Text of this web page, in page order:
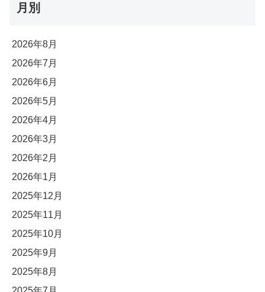
月別
2026年8月
2026年7月
2026年6月
2026年5月
2026年4月
2026年3月
2026年2月
2026年1月
2025年12月
2025年11月
2025年10月
2025年9月
2025年8月